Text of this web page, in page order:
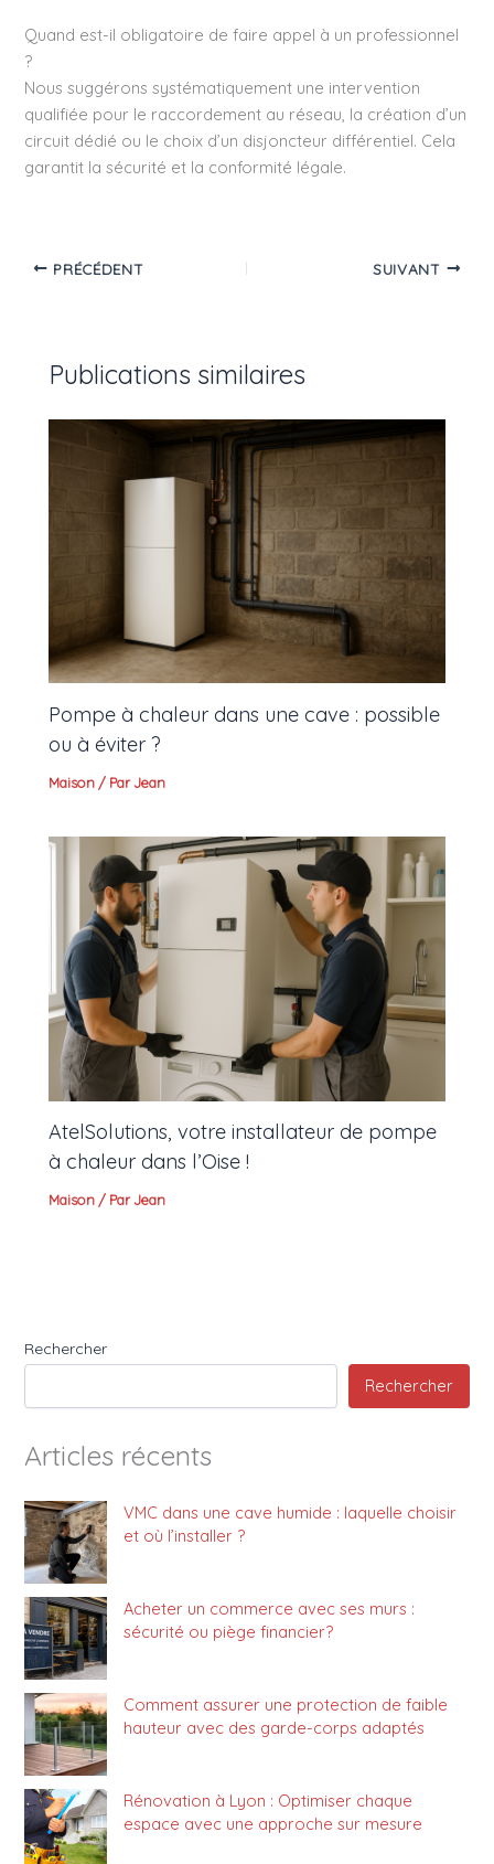
Quand est-il obligatoire de faire appel à un professionnel
?
Nous suggérons systématiquement une intervention
qualifiée pour le raccordement au réseau, la création d’un
circuit dédié ou le choix d’un disjoncteur différentiel. Cela
garantit la sécurité et la conformité légale.
PRÉCÉDENT SUIVANT
Publications similaires
Pompe à chaleur dans une cave : possible
ou à éviter ?
Maison / ParJean
AtelSolutions, votre installateur de pompe
à chaleur dans l’Oise !
Maison / ParJean
Rechercher
Rechercher
Articles récents
VMC dans une cave humide : laquelle choisir
et où l’installer ?
Acheter un commerce avec ses murs :
sécurité ou piège financier?
Comment assurer une protection de faible
hauteur avec des garde-corps adaptés
Rénovation à Lyon : Optimiser chaque
espace avec une approche sur mesure